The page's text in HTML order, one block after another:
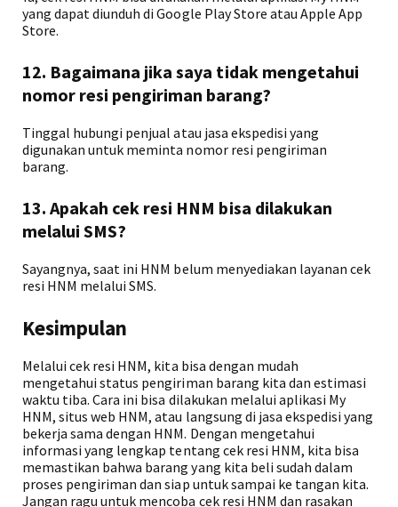
yang dapat diunduh di Google Play Store atau Apple App
Store.
12. Bagaimana jika saya tidak mengetahui
nomor resi pengiriman barang?
Tinggal hubungi penjual atau jasa ekspedisi yang
digunakan untuk meminta nomor resi pengiriman
barang.
13. Apakah cek resi HNM bisa dilakukan
melalui SMS?
Sayangnya, saat ini HNM belum menyediakan layanan cek
resi HNM melalui SMS.
Kesimpulan
Melalui cek resi HNM, kita bisa dengan mudah
mengetahui status pengiriman barang kita dan estimasi
waktu tiba. Cara ini bisa dilakukan melalui aplikasi My
HNM, situs web HNM, atau langsung di jasa ekspedisi yang
bekerja sama dengan HNM. Dengan mengetahui
informasi yang lengkap tentang cek resi HNM, kita bisa
memastikan bahwa barang yang kita beli sudah dalam
proses pengiriman dan siap untuk sampai ke tangan kita.
Jangan ragu untuk mencoba cek resi HNM dan rasakan